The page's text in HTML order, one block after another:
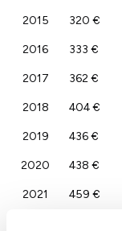
2015 320 €
2016 333 €
2017 362 €
2018 404 €
2019 436 €
2020 438 €
2021 459 €